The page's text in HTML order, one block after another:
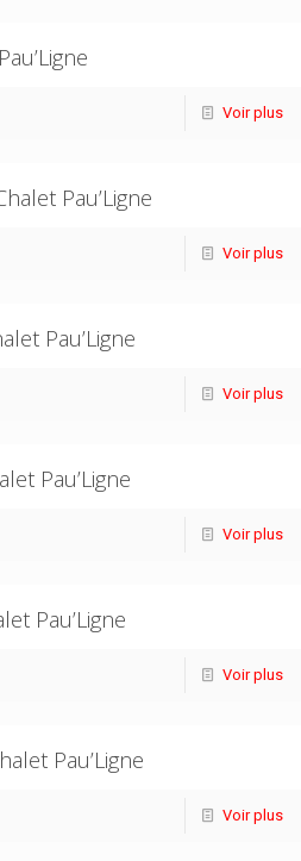
Voir plus
Pau’Ligne
Voir plus
Pau’Ligne
Voir plus
Pau’Ligne
Voir plus
Pau’Ligne
Voir plus
Pau’Ligne
Voir plus